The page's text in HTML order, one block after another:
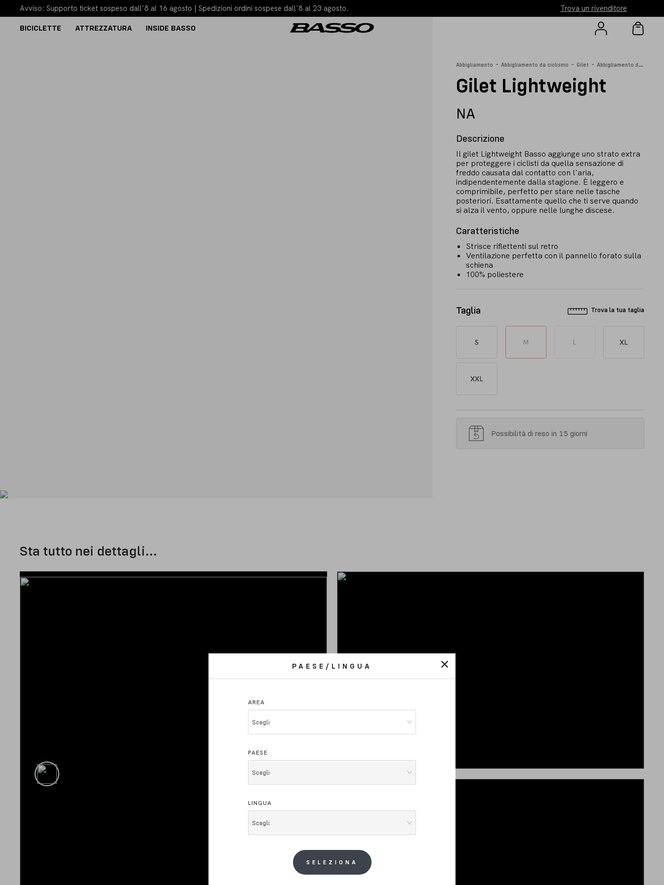
PAESE/LINGUA
AREA
Scegli
PAESE
Scegli
LINGUA
Scegli
SELEZIONA
Avviso: Supporto ticket sospeso dall'8 al 16 agosto | Spedizioni ordini sospese dall'8 al 23 agosto.
Trova un rivenditore
BICICLETTE
ATTREZZATURA INSIDE BASSO
Abbigliamento - Abbigliamento da ciclismo - Gilet - A
bbigliamento da ciclismo
Gilet Lightweight
NA
Descrizione
Il gilet Lightweight Basso aggiunge uno strato extra
per proteggere i ciclisti da quella sensazione di
freddo causata dal contatto con l'aria,
indipendentemente dalla stagione. È leggero e
comprimibile, perfetto per stare nelle tasche
posteriori. Esattamente quello che ti serve quando
si alza il vento, oppure nelle lunghe discese.
Caratteristiche
Strisce riflettenti sul retro
Ventilazione perfetta con il pannello forato sulla
schiena
100% poliestere
Taglia Trova la tua taglia
S M L XL
XXL
Possibilità di reso in 15 giorni
Sta tutto nei dettagli...